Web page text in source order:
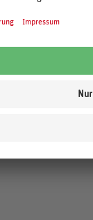
Peeling